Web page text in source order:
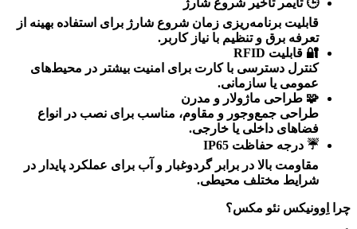
قابلیت برنامه‌ریزی زمان شروع شارژ برای استفاده بهینه از
تعرفه برق و تنظیم با نیاز کاربر .
🔐 قابلیت
کنترل دسترسی با کارت برای امنیت بیشتر در محیط‌های
عمومی یا سازمانی.
🧩 طراحی ماژولار و مدرن
طراحی جمع‌وجور و مقاوم، مناسب برای نصب در انواع
فضاهای داخلی یا خارجی.
☔ درجه حفاظت
مقاومت بالا در برابر گردوغبار و آب برای عملکرد پایدار در
شرایط مختلف محیطی.
چرا اِوونیکس نئو مکس؟